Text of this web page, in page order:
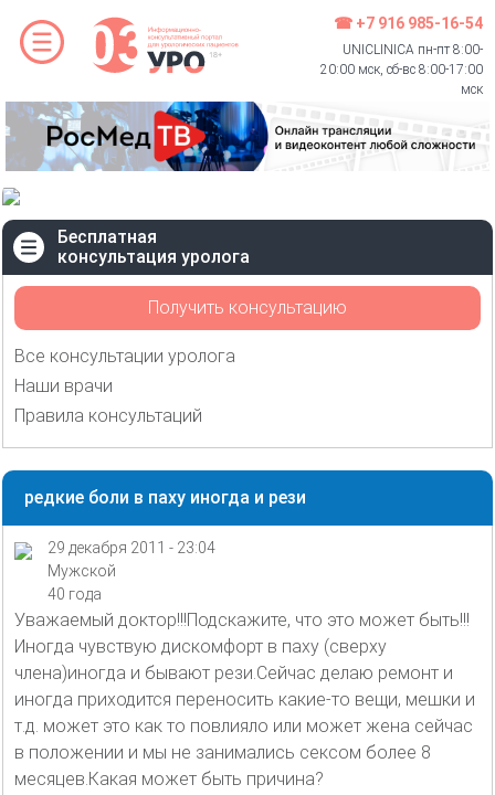
☎ +7 916 985-16-54
UNICLINICA пн-пт 8:00-
20:00 мск, сб-вс 8:00-17:00
мск
Бесплатная
консультация уролога
Получить консультацию
Все консультации уролога
Наши врачи
Правила консультаций
редкие боли в паху иногда и рези
29 декабря 2011 - 23:04
Мужской
40 года
Уважаемый доктор!!!Подскажите, что это может быть!!!
Иногда чувствую дискомфорт в паху (сверху
члена)иногда и бывают рези.Сейчас делаю ремонт и
иногда приходится переносить какие-то вещи, мешки и
т.д. может это как то повлияло или может жена сейчас
в положении и мы не занимались сексом более 8
месяцев.Какая может быть причина?